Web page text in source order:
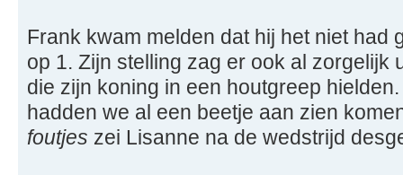
Frank kwam melden dat hij het niet had
op 1. Zijn stelling zag er ook al zorgelijk
die zijn koning in een houtgreep
hadden we al een beetje aan zien
foutjes zei Lisanne na de wedstrijd